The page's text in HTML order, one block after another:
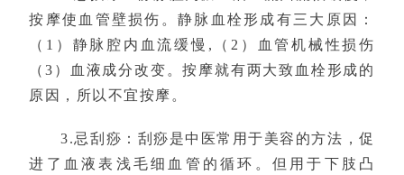
按摩使血管壁损伤。静脉血栓形成有三大原因：
（1）静脉腔内血流缓慢,（2）血管机械性损伤
（3）血液成分改变。按摩就有两大致血栓形成的
原因，所以不宜按摩。
3.忌刮痧：刮痧是中医常用于美容的方法，促
进了血液表浅毛细血管的循环。但用于下肢凸